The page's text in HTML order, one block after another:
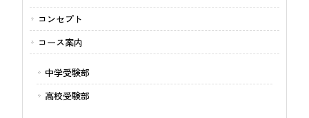
コンセプト
コース案内
中学受験部
高校受験部